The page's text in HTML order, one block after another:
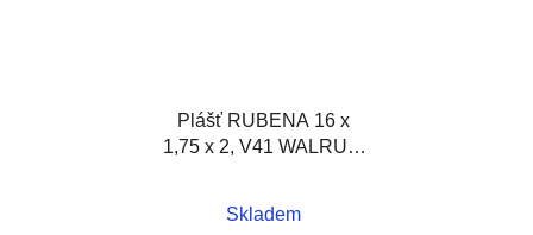
Plášť RUBENA 16 x
1,75 x 2, V41 WALRUS,
Skladem